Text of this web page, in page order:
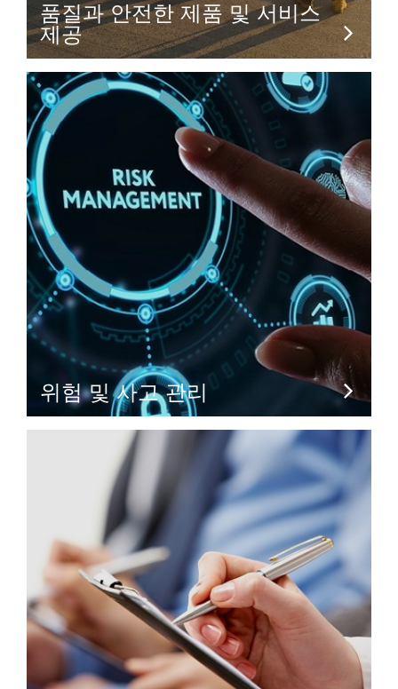
품질과 안전한 제품 및 서비스
제공
위험 및 사고 관리